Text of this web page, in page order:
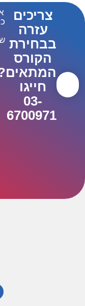
צריכים
עזרה
בבחירת
הקורס
חייגו
03-
6700971